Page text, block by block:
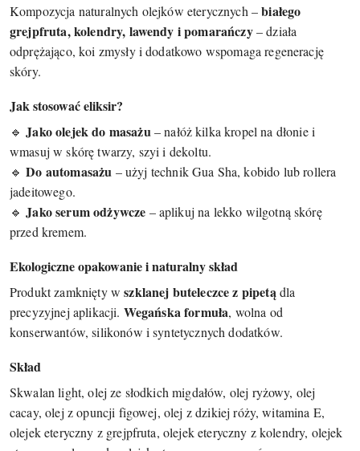
Kompozycja naturalnych olejków eterycznych –białego
grejpfruta, kolendry, lawendy i pomarańczy– działa
odprężająco, koi zmysły i dodatkowo wspomaga regenerację
skóry.
Jak stosować eliksir?
🔹Jako olejek do masażu – nałóż kilka kropel na dłonie i
wmasuj w skórę twarzy, szyi i dekoltu.
🔹Do automasażu – użyj technik Gua Sha, kobido lub rollera
jadeitowego.
🔹Jako serum odżywcze – aplikuj na lekko wilgotną skórę
przed kremem.
Ekologiczne opakowanie i naturalny skład
Produkt zamknięty wszklanej buteleczce z pipetą dla
precyzyjnej aplikacji. Wegańska formuła, wolna od
konserwantów, silikonów i syntetycznych dodatków.
Skład
Skwalan light, olej ze słodkich migdałów, olej ryżowy, olej
cacay, olej z opuncji figowej, olej z dzikiej róży, witamina E,
olejek eteryczny z grejpfruta, olejek eteryczny z kolendry, olejek